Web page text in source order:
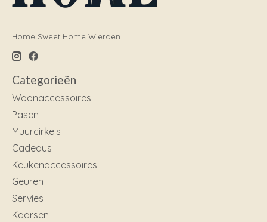
Home Sweet Home Wierden
Categorieën
Woonaccessoires
Pasen
Muurcirkels
Cadeaus
Keukenaccessoires
Geuren
Servies
Kaarsen